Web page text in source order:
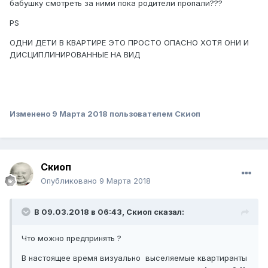
бабушку смотреть за ними пока родители пропали???
PS
ОДНИ ДЕТИ В КВАРТИРЕ ЭТО ПРОСТО ОПАСНО ХОТЯ ОНИ И
ДИСЦИПЛИНИРОВАННЫЕ НА ВИД
Изменено 9 Марта 2018 пользователем Скиоп
Скиоп
Опубликовано 9 Марта 2018
В 09.03.2018 в 06:43, Скиоп сказал:
Что можно предпринять ?
В настоящее время визуально выселяемые квартиранты